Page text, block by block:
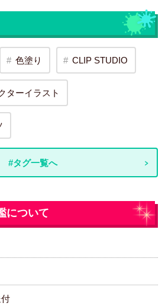
色塗り CLIP STUDIO
ターイラスト
#タグ一覧へ
について